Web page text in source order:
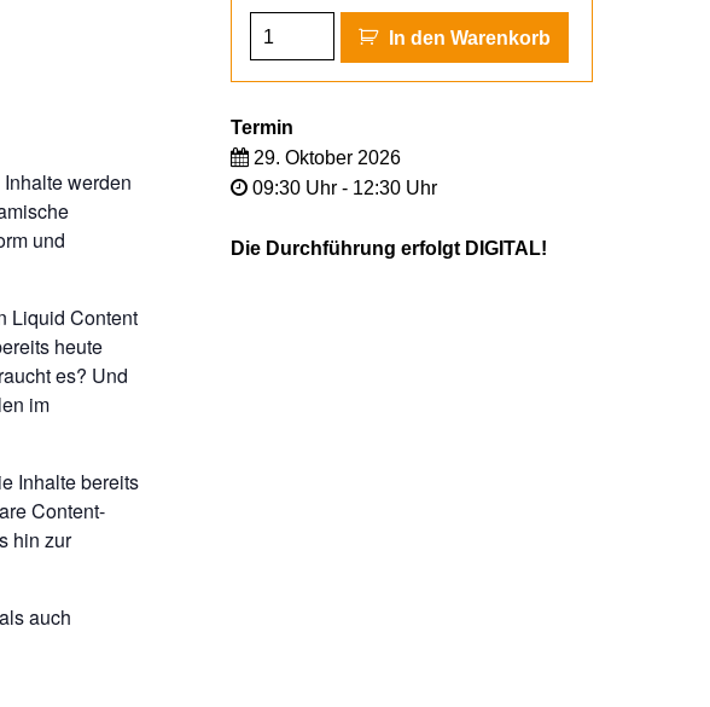
In den Warenkorb
Termin
29. Oktober 2026
09:30 Uhr - 12:30 Uhr
Die Durchführung erfolgt DIGITAL!
werden
und
Liquid Content
heute
es? Und
im
Inhalte bereits
Content-
hin zur
auch